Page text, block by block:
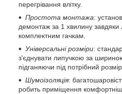
перегрівання влітку.
Простота монтажа:
демонтаж за 1 хвилину завдяки
комплектним гачкам.
Універсальні розміри:
з'єднувати липучкою за
підганяючи під потрібний
Шумоізоляція:
робить приміщення